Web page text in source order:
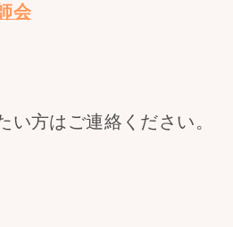
会
い方はご連絡ください。